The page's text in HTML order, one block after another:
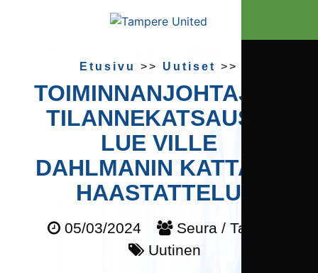
Etusivu >> Uutiset >>
TOIMINNANJOHTAJAN
TILANNEKATSAUS –
LUE VILLE
DAHLMANIN KATTAVA
HAASTATTELU
05/03/2024
Seura / TamU
Uutinen